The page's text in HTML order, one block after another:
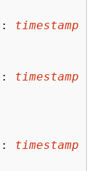
: timestamp
: timestamp
: timestamp